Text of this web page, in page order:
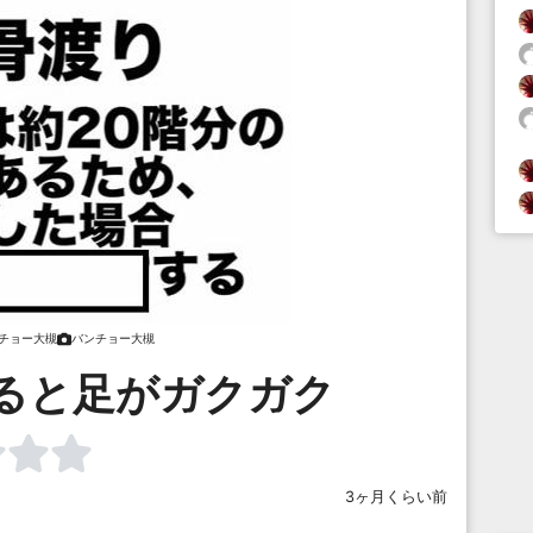
ョー大槻 バンチョー大槻
と足がガクガク
3ヶ月くらい前